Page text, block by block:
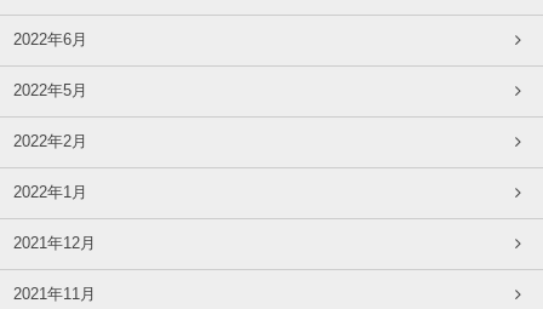
2022年6月
2022年5月
2022年2月
2022年1月
2021年12月
2021年11月